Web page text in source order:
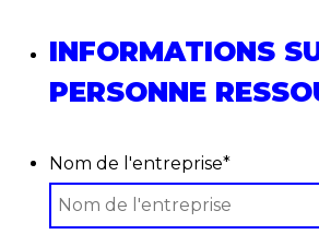
INFORMATIONS
PERSONNE
Nom de l'entreprise*